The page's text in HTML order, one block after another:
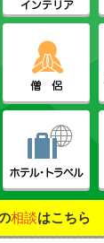
相談はこちら